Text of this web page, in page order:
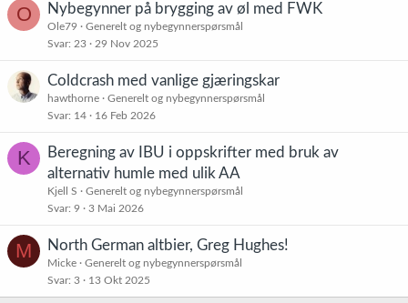
O Nybegynner på brygging av øl med FWK
Ole79
Generelt og nybegynnerspørsmål
Svar 23 29 Nov 2025
Coldcrash med vanlige gjæringskar
hawthorne
Generelt og nybegynnerspørsmål
Svar 14 16 Feb 2026
K
Beregning av IBU i oppskrifter med bruk av
alternativ humle med ulik AA
Kjell S
Generelt og nybegynnerspørsmål
Svar 9 3 Mai 2026
M North German altbier, Greg Hughes!
Micke
Generelt og nybegynnerspørsmål
Svar 3 13 Okt 2025